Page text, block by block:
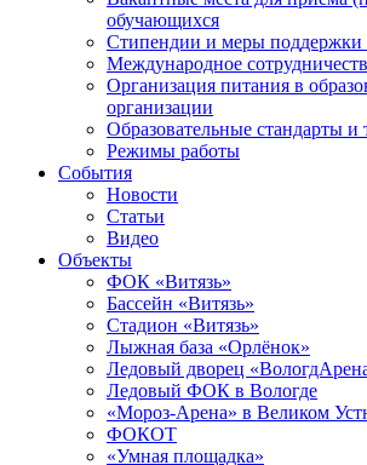
обучающихся
Стипендии и меры поддержки
Международное
Организация питания в
организации
Образовательные стандарты и
Режимы работы
События
Новости
Статьи
Видео
Объекты
ФОК «Витязь»
Бассейн «Витязь»
Стадион «Витязь»
Лыжная база «Орлёнок»
Ледовый дворец
Ледовый ФОК в Вологде
«Мороз-Арена» в Великом
ФОКОТ
«Умная площадка»